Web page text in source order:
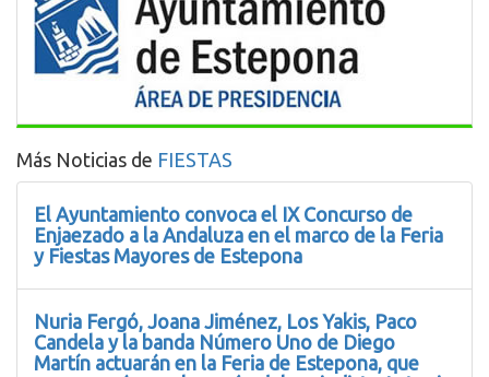
Más Noticias de FIESTAS
El Ayuntamiento convoca el IX Concurso de
Enjaezado a la Andaluza en el marco de la Feria
y Fiestas Mayores de Estepona
Nuria Fergó, Joana Jiménez, Los Yakis, Paco
Candela y la banda Número Uno de Diego
Martín actuarán en la Feria de Estepona, que